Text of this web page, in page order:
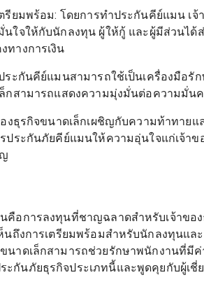
รียมพร้อม: โดยการทำประกันคีย์แมน เ
ใจให้กับนักลงทุน ผู้ให้กู้ และผู้มีส่วนได้
ทางการเงิน
ระกันคีย์แมนสามารถใช้เป็นเครื่องมือ
ล็กสามารถแสดงความมุ่งมั่นต่อความมั่
องธุรกิจขนาดเล็กเผชิญกับความท้าทา
ประกันภัยคีย์แมนให้ความอุ่นใจแก่เจ้า
คือการลงทุนที่ชาญฉลาดสำหรับเจ้าขอ
นถึงการเตรียมพร้อมสำหรับนักลงทุนแ
นาดเล็กสามารถช่วยรักษาพนักงานที่มี
ะกันภัยธุรกิจประเภทนี้และพูดคุยกับผู้เชี่